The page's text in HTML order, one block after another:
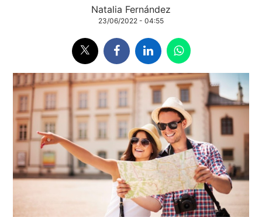
Natalia Fernández
23/06/2022 - 04:55